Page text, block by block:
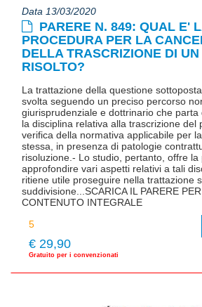
Data 13/03/2020
PARERE N. 849: QUAL E'
PROCEDURA PER LA
DELLA TRASCRIZIONE DI
RISOLTO?
La trattazione della questione
svolta seguendo un preciso percorso
giurisprudenziale e dottrinario che parta
la disciplina relativa alla trascrizione del
verifica della normativa applicabile per
stessa, in presenza di patologie
risoluzione.- Lo studio, pertanto, offre la
approfondire vari aspetti relativi a tali
ritiene utile proseguire nella trattazione
suddivisione...SCARICA IL PARERE
CONTENUTO INTEGRALE
€ 29,90
Gratuito per i convenzionati